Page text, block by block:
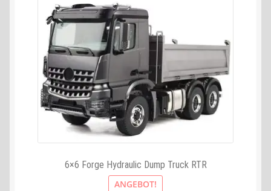
6×6 Forge Hydraulic Dump Truck RTR
ANGEBOT!